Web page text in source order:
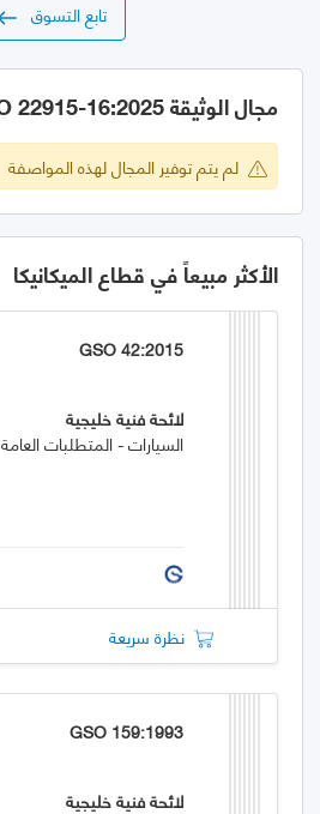
تابع التسوق
مجال الوثيقة GSO ISO 22915-16:2025
لم يتم توفير المجال لهذه المواصفة
الأكثر مبيعاً في قطاع الميكانيكا
GSO 42:2015
لائحة فنية خليجية
السيارات - المتطلبات العامة
نظرة سريعة
GSO 159:1993
لائحة فنية خليجية